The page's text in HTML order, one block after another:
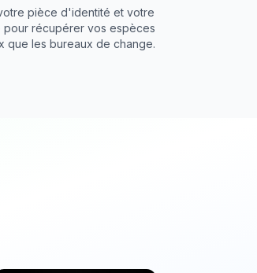
pièce d'identité et votre
récupérer vos espèces
que les bureaux de change.